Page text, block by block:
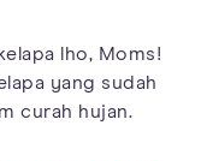
lho, Moms!
yang sudah
curah hujan.